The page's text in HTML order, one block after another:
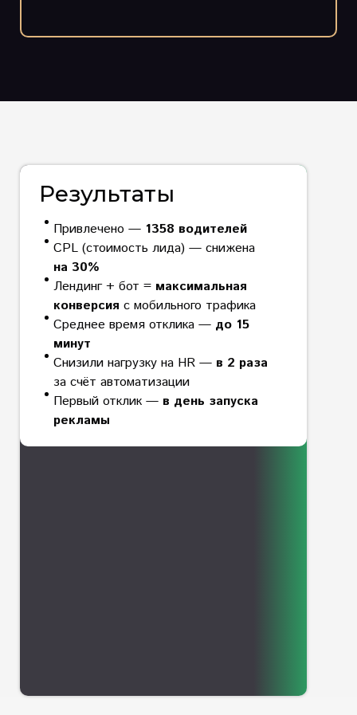
Привлечено — 1358 водителей
CPL (стоимость лида) — снижена
на 30%
Лендинг + бот = максимальная
конверсия с мобильного трафика
Среднее время отклика — до 15
минут
Снизили нагрузку на HR — в 2 раза
за счёт автоматизации
Первый отклик — в день запуска
рекламы
Результаты